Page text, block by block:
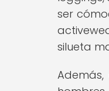
ser
silueta